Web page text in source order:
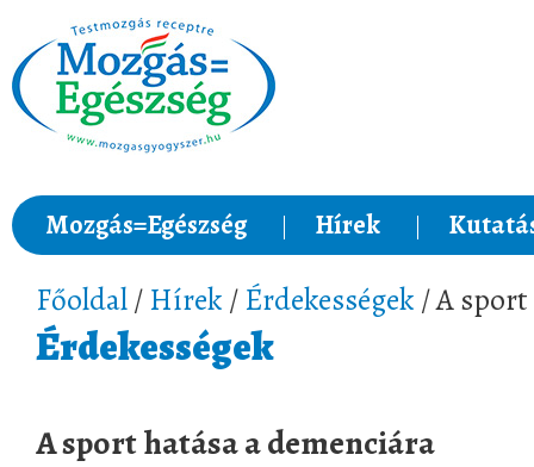
Mozgás=Egészség Hírek
Főoldal/ Hírek / Érdekességek / A
Érdekességek
A sport hatása a demenciára